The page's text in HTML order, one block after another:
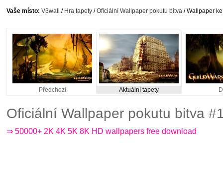
Vaše místo: V3wall / Hra tapety /Oficiální Wallpaper pokutu bitva / Wallpaper
Předchozí Aktuální tapety
Oficiální Wallpaper pokutu bitva
⇒ 50000+ 2K 4K 5K 8K HD wallpapers free download